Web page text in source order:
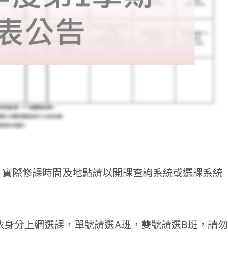
際修課時間及地點請以開課查詢系統或選課系統
分上網選課，單號請選A班，雙號請選B班，請勿